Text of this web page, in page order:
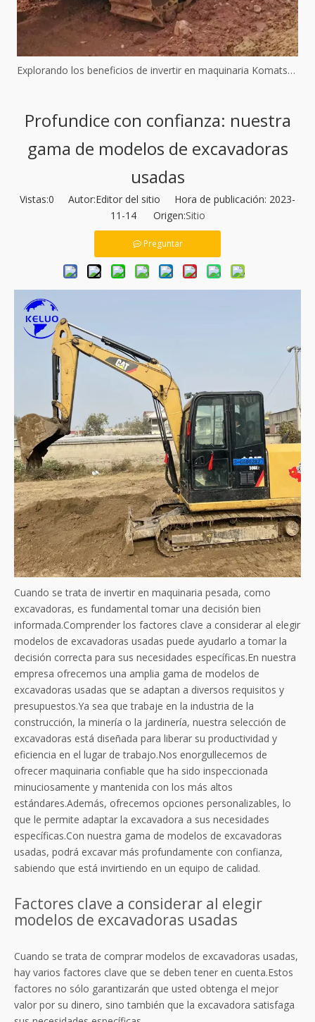
Explorando los beneficios de invertir en maquinaria Komatsu usada
Profundice con confianza: nuestra
gama de modelos de excavadoras
usadas
Vistas:0 Autor:Editor del sitio Hora de publicación: 2023-
11-14 Origen:Sitio
Preguntar
Cuando se trata de invertir en maquinaria pesada, como
excavadoras, es fundamental tomar una decisión bien
informada.Comprender los factores clave a considerar al elegir
modelos de excavadoras usadas puede ayudarlo a tomar la
decisión correcta para sus necesidades específicas.En nuestra
empresa ofrecemos una amplia gama de modelos de
excavadoras usadas que se adaptan a diversos requisitos y
presupuestos.Ya sea que trabaje en la industria de la
construcción, la minería o la jardinería, nuestra selección de
excavadoras está diseñada para liberar su productividad y
eficiencia en el lugar de trabajo.Nos enorgullecemos de
ofrecer maquinaria confiable que ha sido inspeccionada
minuciosamente y mantenida con los más altos
estándares.Además, ofrecemos opciones personalizables, lo
que le permite adaptar la excavadora a sus necesidades
específicas.Con nuestra gama de modelos de excavadoras
usadas, podrá excavar más profundamente con confianza,
sabiendo que está invirtiendo en un equipo de calidad.
Factores clave a considerar al elegir
modelos de excavadoras usadas
Cuando se trata de comprar modelos de excavadoras usadas,
hay varios factores clave que se deben tener en cuenta.Estos
factores no sólo garantizarán que usted obtenga el mejor
valor por su dinero, sino también que la excavadora satisfaga